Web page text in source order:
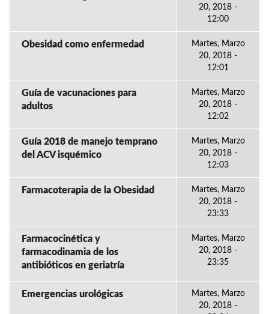
20, 2018 -
12:00
Obesidad como enfermedad
Martes, Marzo
20, 2018 -
12:01
Guía de vacunaciones para
adultos
Martes, Marzo
20, 2018 -
12:02
Guía 2018 de manejo temprano
del ACV isquémico
Martes, Marzo
20, 2018 -
12:03
Farmacoterapia de la Obesidad
Martes, Marzo
20, 2018 -
23:33
Farmacocinética y
farmacodinamia de los
antibióticos en geriatría
Martes, Marzo
20, 2018 -
23:35
Emergencias urológicas
Martes, Marzo
20, 2018 -